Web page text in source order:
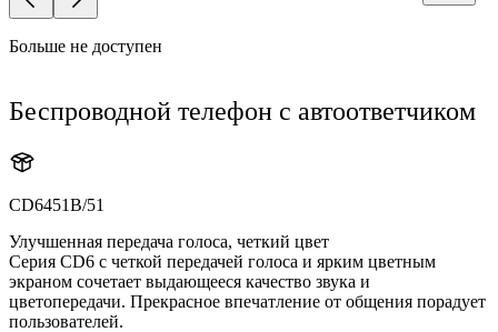
Больше не доступен
Беспроводной телефон с автоответчиком
CD6451B/51
Улучшенная передача голоса, четкий цвет
Серия CD6 с четкой передачей голоса и ярким цветным
экраном сочетает выдающееся качество звука и
цветопередачи. Прекрасное впечатление от общения порадует
пользователей.